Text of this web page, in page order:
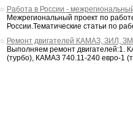
Работа в России -
Межрегиональный проект по
России.Тематические статьи по
Ремонт двигателей КАМАЗ, ЗИЛ,
Выполняем ремонт двигателей:1.
(турбо), КАМАЗ 740.11-240 евро-1